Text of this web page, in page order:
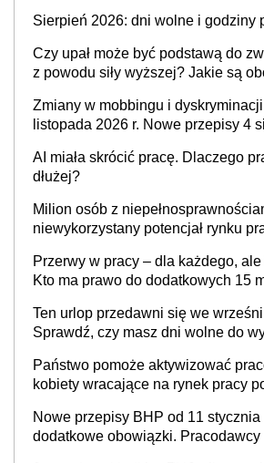
Sierpień 2026: dni wolne i godziny
Czy upał może być podstawą do
z powodu siły wyższej? Jakie są
Zmiany w mobbingu i
listopada 2026 r. Nowe przepisy 4
AI miała skrócić pracę. Dlaczego
dłużej?
Milion osób z
niewykorzystany potencjał rynku
refundacji, ale bariery po stronie
świadomości pracodawców
Przerwy w pracy – dla każdego,
Kto ma prawo do dodatkowych 15
Ten urlop przedawni się we
Sprawdź, czy masz dni wolne do
Państwo pomoże aktywizować
kobiety wracające na rynek pracy
neuroatypowe. Powstanie Fundusz
Inkluzywności w Zatrudnianiu?
Nowe przepisy BHP od 11 stycznia
dodatkowe obowiązki.